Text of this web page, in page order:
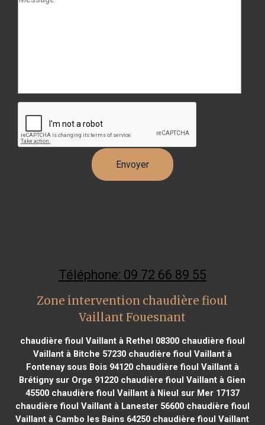
Téléphone: 09 72 66 89 55
Zone intervention chaudière fioul
Vaillant Fouesnant
chaudière fioul Vaillant à Rethel 08300chaudière fioul
Vaillant à Bitche 57230chaudière fioul Vaillant à
Fontenay sous Bois 94120chaudière fioul Vaillant à
Brétigny sur Orge 91220 chaudière fioul Vaillant à Gien
45500chaudière fioul Vaillant à Nieul sur Mer 17137
chaudière fioul Vaillant à Lanester 56600chaudière fioul
Vaillant à Cambo les Bains 64250 chaudière fioul Vaillant